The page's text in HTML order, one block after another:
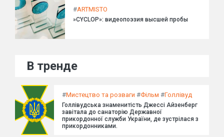
#ARTMISTO
»CYCLOP»: видеопоэзия высшей пробы
В тренде
#Мистецтво та розваги #Фільм #Голлівуд
Голлівудська знаменитість Джессі Айзенберг
завітала до санаторію Державної
прикордонної служби України, де зустрілася з
прикордонниками.